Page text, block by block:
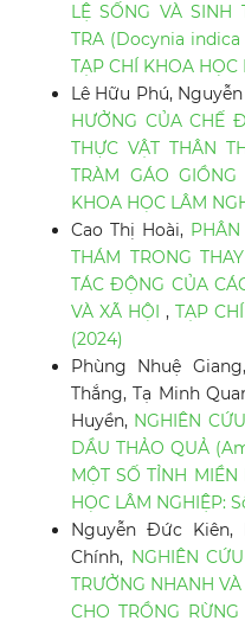
LỆ SỐNG VÀ SINH
TRA (Docynia
TẠP CHÍ KHOA HỌC
Lê Hữu Phú,
HƯỞNG CỦA CHẾ
THỰC VẬT THÂN
TRÀM GÁO
KHOA HỌC LÂM
Cao Thị Hoài,
THÁM TRONG
TÁC ĐỘNG CỦA
VÀ XÃ HỘI ,TẠP
(2024)
Phùng Nhuệ
Thắng, Tạ Minh
Huyền, NGHIÊN
DẦU THẢO QUẢ
MỘT SỐ TỈNH
HỌC LÂM NGHIỆP:
Nguyễn Đức Kiên,
Chính, NGHIÊN
TRƯỞNG NHANH
CHO TRỒNG